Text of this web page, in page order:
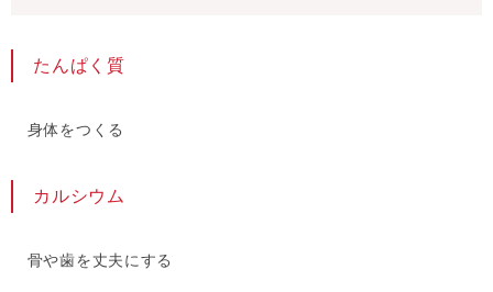
たんぱく質
身体をつくる
カルシウム
骨や歯を丈夫にする